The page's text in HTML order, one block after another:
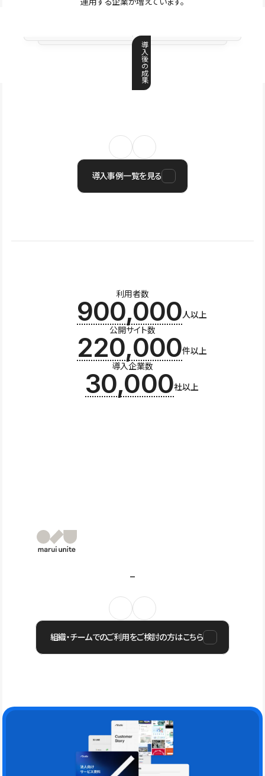
導
入
後
の
成
果
導入事例一覧を見る
利用者数
900,000人以上
公開サイト数
220,000件以上
導入企業数
30,000社以上
組織・チームでのご利用をご検討の方はこちら